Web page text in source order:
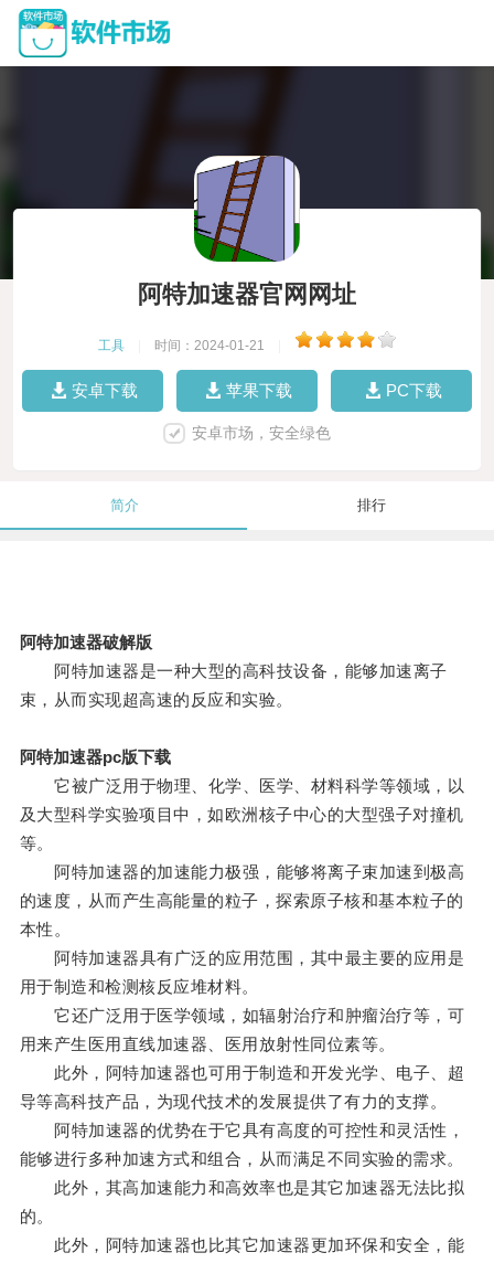
阿特加速器官网网址
工具 时间：2024-01-21
安卓下载 苹果下载 PC下载
安卓市场，安全绿色
简介 排行
阿特加速器破解版
阿特加速器是一种大型的高科技设备，能够加速离子
束，从而实现超高速的反应和实验。
阿特加速器pc版下载
它被广泛用于物理、化学、医学、材料科学等领域，以
及大型科学实验项目中，如欧洲核子中心的大型强子对撞机
等。
阿特加速器的加速能力极强，能够将离子束加速到极高
的速度，从而产生高能量的粒子，探索原子核和基本粒子的
本性。
阿特加速器具有广泛的应用范围，其中最主要的应用是
用于制造和检测核反应堆材料。
它还广泛用于医学领域，如辐射治疗和肿瘤治疗等，可
用来产生医用直线加速器、医用放射性同位素等。
此外，阿特加速器也可用于制造和开发光学、电子、超
导等高科技产品，为现代技术的发展提供了有力的支撑。
阿特加速器的优势在于它具有高度的可控性和灵活性，
能够进行多种加速方式和组合，从而满足不同实验的需求。
此外，其高加速能力和高效率也是其它加速器无法比拟
的。
此外，阿特加速器也比其它加速器更加环保和安全，能